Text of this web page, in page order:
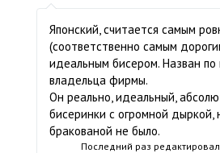
Японский, считается самым
(соответственно самым
идеальным бисером. Назван
владельца фирмы.
Он реально, идеальный,
бисеринки с огромной дыркой,
бракованой не было.
Последний раз